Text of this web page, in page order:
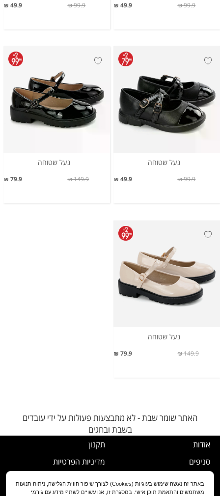
49.9 ₪ 99.9 ₪
49.9 ₪ 99.9 ₪
נעל שטוחה
49.9 ₪ 99.9 ₪
נעל שטוחה
79.9 ₪ 149.9 ₪
נעל שטוחה
79.9 ₪ 149.9 ₪
האתר שומר שבת - לא מתבצעות פעולות על ידי עובדים
בשבת ובחגים
אודות
סניפים
תקנון
מדיניות הפרטיות
נוהל ביטול עסקה
באתר זה נעשה שימוש בעוגיות (Cookies) לצורך שיפור חווית הגלישה, ניתוח תנועות
משתמשים והתאמת תוכן אישי. במסגרת זו, אנו עשויים לשתף מידע עם גורמי